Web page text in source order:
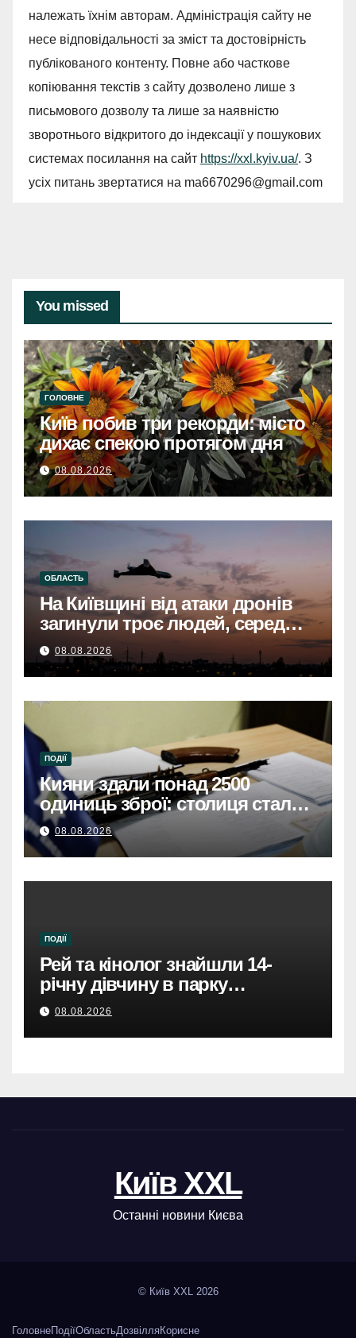
належать їхнім авторам. Адміністрація сайту не
несе відповідальності за зміст та достовірність
публікованого контенту. Повне або часткове
копіювання текстів з сайту дозволено лише з
письмового дозволу та лише за наявністю
зворотнього відкритого до індексації у пошукових
системах посилання на сайт https://xxl.kyiv.ua/. З
усіх питань звертатися на ma6670296@gmail.com
You missed
ГОЛОВНЕ
Київ побив три рекорди: місто
дихає спекою протягом дня
08.08.2026
ОБЛАСТЬ
На Київщині від атаки дронів
загинули троє людей, серед
них дитинаНа Київщині
загинули троє, серед них
дитина, через атаку дронів
08.08.2026
ПОДІЇ
Кияни здали понад 2500
одиниць зброї: столиця стала
безпечнішою
08.08.2026
ПОДІЇ
Рей та кінолог знайшли 14-
річну дівчину в парку
Святошинського району.
08.08.2026
Київ XXL
Останні новини Києва
© Київ XXL 2026
ГоловнеПодіїОбластьДозвілляКорисне